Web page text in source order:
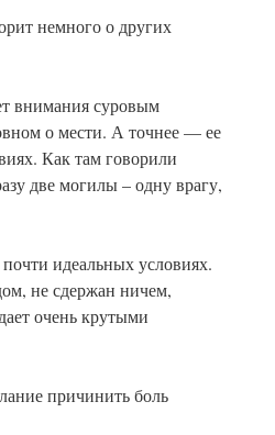
немного о других
внимания суровым
о мести. А точнее — ее
Как там говорили
две могилы – одну врагу,
идеальных условиях.
не сдержан ничем,
очень крутыми
причинить боль